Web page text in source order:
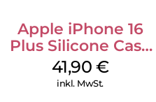
Apple iPhone 16
Plus Silicone Case
MagSafe Stone
Gray
41,90 €
inkl. MwSt.